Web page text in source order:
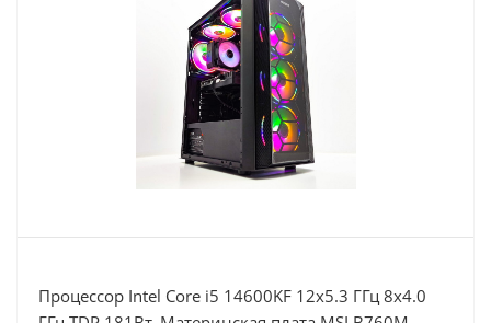
Процессор Intel Core i5 14600KF 12x5.3 ГГц 8x4.0